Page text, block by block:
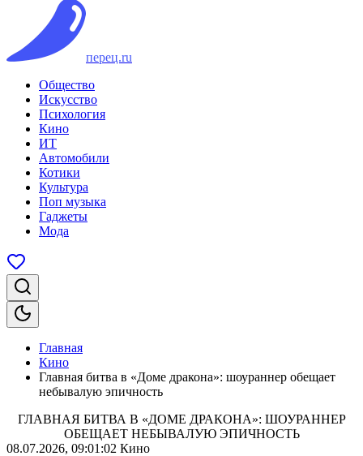
перец.ru
Общество
Искусство
Психология
Кино
ИТ
Автомобили
Котики
Культура
Поп музыка
Гаджеты
Мода
Главная
Кино
Главная битва в «Доме дракона»: шоураннер обещает
небывалую эпичность
ГЛАВНАЯ БИТВА В «ДОМЕ ДРАКОНА»: ШОУРАННЕР
ОБЕЩАЕТ НЕБЫВАЛУЮ ЭПИЧНОСТЬ
08.07.2026, 09:01:02 Кино